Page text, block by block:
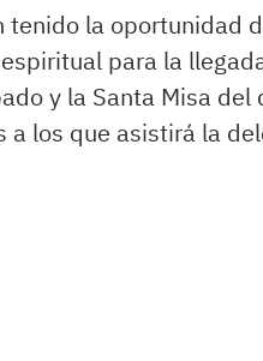
tenido la oportunidad
para la
y la Santa Misa
a los que asistirá la